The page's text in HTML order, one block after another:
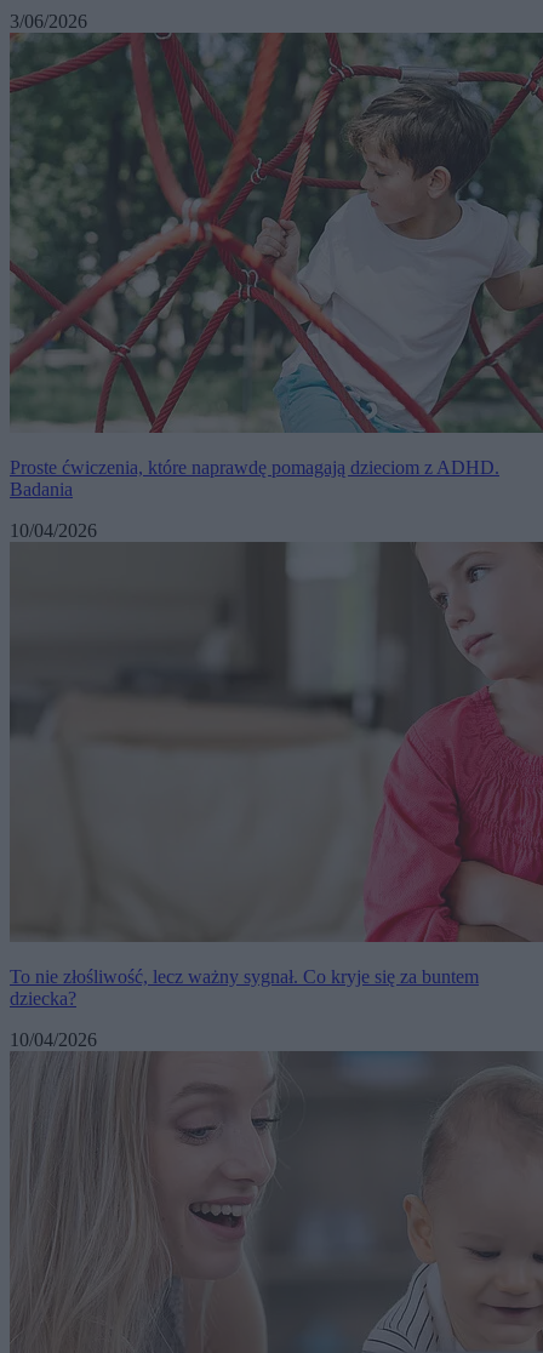
3/06/2026
Proste ćwiczenia, które naprawdę pomagają dzieciom z ADHD.
Badania
10/04/2026
To nie złośliwość, lecz ważny sygnał. Co kryje się za buntem
dziecka?
10/04/2026